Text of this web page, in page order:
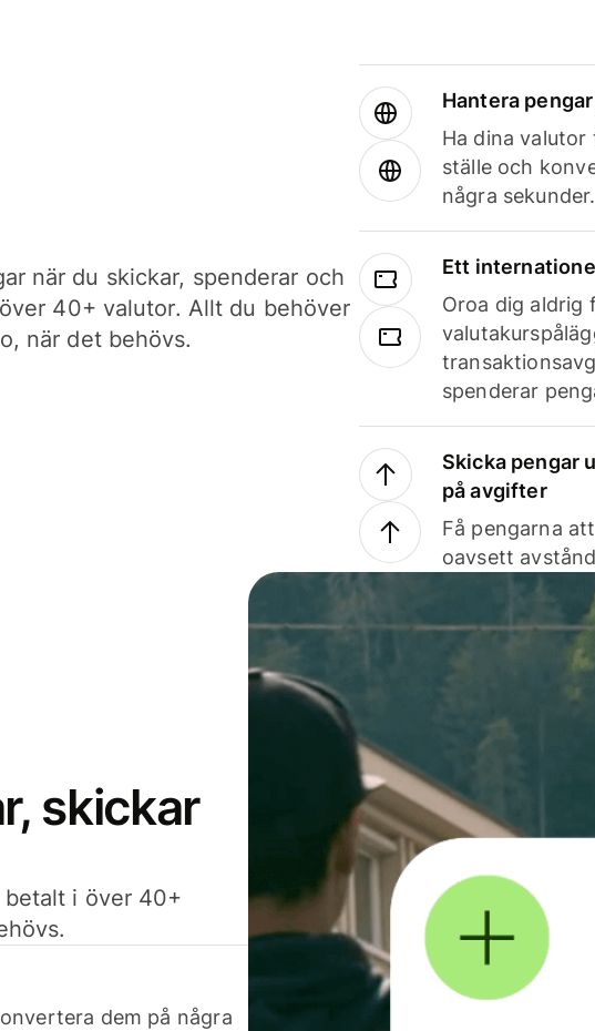
när du skickar, spenderar och
40+ valutor. Allt du behöver
när det behövs.
Hantera
Ha dina
ställe och
några sekunder.
Ett
Oroa dig aldrig
spenderar
Skicka pengar
på avgifter
Få pengarna
oavsett
skickar
betalt i över 40+
dem på några